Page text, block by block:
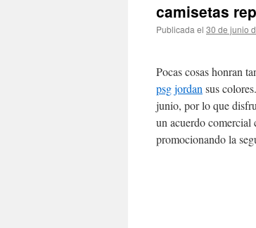
camisetas
Publicada el 30 de junio
Pocas cosas honran
psg jordan sus
junio, por lo que
un acuerdo comercial
promocionando la